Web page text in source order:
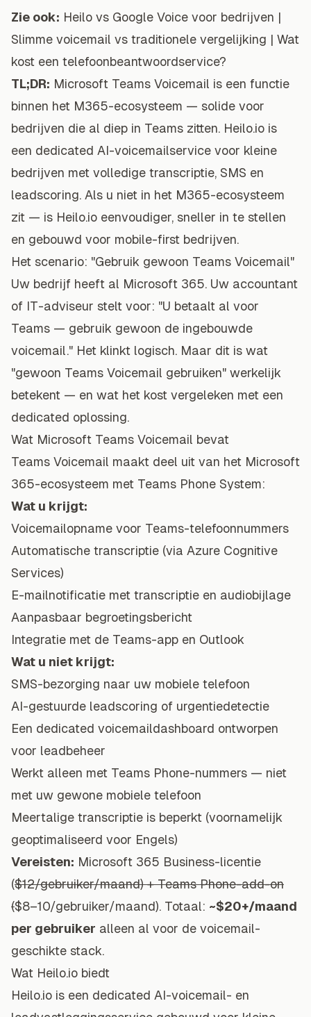
Zie ook: Heilo vs Google Voice voor bedrijven |
Slimme voicemail vs traditionele vergelijking | Wat
kost een telefoonbeantwoordservice?
TL;DR: Microsoft Teams Voicemail is een functie
binnen het M365-ecosysteem — solide voor
bedrijven die al diep in Teams zitten. Heilo.io is
een dedicated AI-voicemailservice voor kleine
bedrijven met volledige transcriptie, SMS en
leadscoring. Als u niet in het M365-ecosysteem
zit — is Heilo.io eenvoudiger, sneller in te stellen
en gebouwd voor mobile-first bedrijven.
Het scenario: "Gebruik gewoon Teams Voicemail"
Uw bedrijf heeft al Microsoft 365. Uw accountant
of IT-adviseur stelt voor: "U betaalt al voor
Teams — gebruik gewoon de ingebouwde
voicemail." Het klinkt logisch. Maar dit is wat
"gewoon Teams Voicemail gebruiken" werkelijk
betekent — en wat het kost vergeleken met een
dedicated oplossing.
Wat Microsoft Teams Voicemail bevat
Teams Voicemail maakt deel uit van het Microsoft
365-ecosysteem met Teams Phone System:
Wat u krijgt:
Voicemailopname voor Teams-telefoonnummers
Automatische transcriptie (via Azure Cognitive
Services)
E-mailnotificatie met transcriptie en audiobijlage
Aanpasbaar begroetingsbericht
Integratie met de Teams-app en Outlook
Wat u niet krijgt:
SMS-bezorging naar uw mobiele telefoon
AI-gestuurde leadscoring of urgentiedetectie
Een dedicated voicemaildashboard ontworpen
voor leadbeheer
Werkt alleen met Teams Phone-nummers — niet
met uw gewone mobiele telefoon
Meertalige transcriptie is beperkt (voornamelijk
geoptimaliseerd voor Engels)
Vereisten: Microsoft 365 Business-licentie
($12/gebruiker/maand) + Teams Phone-add-on
($8–10/gebruiker/maand). Totaal: ~$20+/maand
per gebruiker alleen al voor de voicemail-
geschikte stack.
Wat Heilo.io biedt
Heilo.io is een dedicated AI-voicemail- en